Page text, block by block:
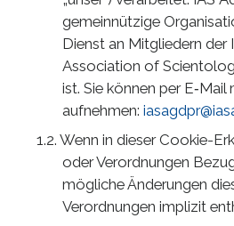
gemeinnützige
Dienst an Mitgliedern der
Association of
ist. Sie können per
aufnehmen:
Wenn in dieser Cookie-
oder Verordnungen
mögliche Änderungen
Verordnungen implizit